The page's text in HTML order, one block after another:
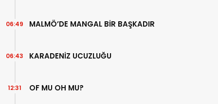
MALMÖ’DE MANGAL BİR BAŞKADIR
06:49
KARADENİZ UCUZLUĞU
06:43
OF MU OH MU?
12:31